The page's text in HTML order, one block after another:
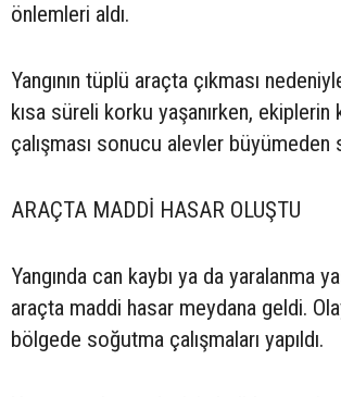
önlemleri aldı.
Yangının tüplü araçta çıkması
kısa süreli korku yaşanırken, ekiplerin
çalışması sonucu alevler büyümeden
ARAÇTA MADDİ HASAR OLUŞTU
Yangında can kaybı ya da yaralanma
araçta maddi hasar meydana geldi.
bölgede soğutma çalışmaları yapıldı.